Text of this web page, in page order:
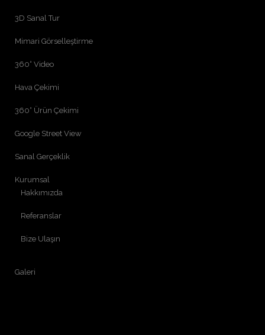
3D Sanal Tur
Mimari Görselleştirme
360° Video
Hava Çekimi
360° Ürün Çekimi
Google Street View
Sanal Gerçeklik
Kurumsal
Hakkımızda
Referanslar
Bize Ulaşın
Galeri